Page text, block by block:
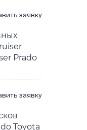
заявку
Prado
заявку
Toyota